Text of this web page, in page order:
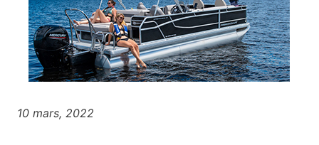
10 mars, 2022